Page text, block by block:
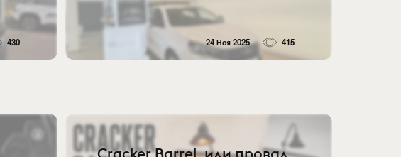
430 24 Ноя 2025 415